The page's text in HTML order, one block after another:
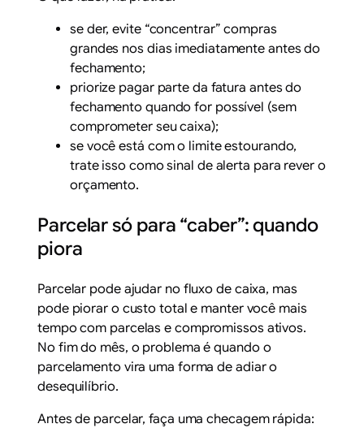
se der, evite “concentrar” compras
grandes nos dias imediatamente antes do
fechamento;
priorize pagar parte da fatura antes do
fechamento quando for possível (sem
comprometer seu caixa);
se você está com o limite estourando,
trate isso como sinal de alerta para rever o
orçamento.
Parcelar só para “caber”: quando
piora
Parcelar pode ajudar no fluxo de caixa, mas
pode piorar o custo total e manter você mais
tempo com parcelas e compromissos ativos.
No fim do mês, o problema é quando o
parcelamento vira uma forma de adiar o
desequilíbrio.
Antes de parcelar, faça uma checagem rápida: